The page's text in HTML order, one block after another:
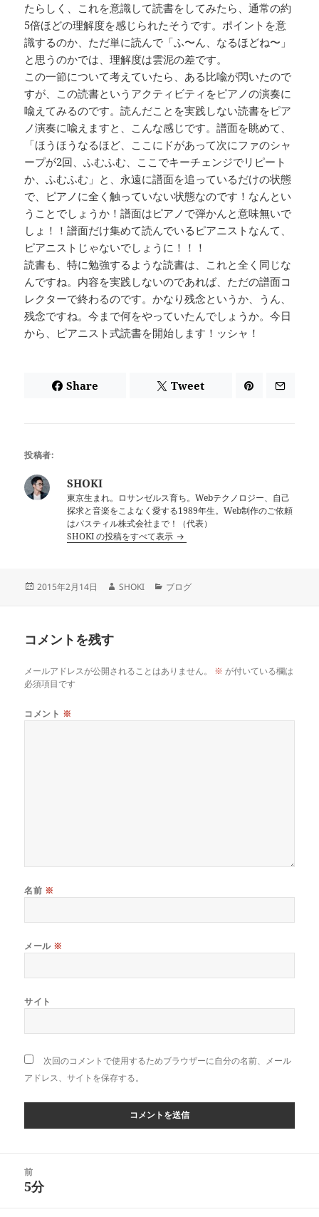
たらしく、これを意識して読書をしてみたら、通常の約
5倍ほどの理解度を感じられたそうです。ポイントを意
識するのか、ただ単に読んで「ふ〜ん、なるほどね〜」
と思うのかでは、理解度は雲泥の差です。
この一節について考えていたら、ある比喩が閃いたので
すが、この読書というアクティビティをピアノの演奏に
喩えてみるのです。読んだことを実践しない読書をピア
ノ演奏に喩えますと、こんな感じです。譜面を眺めて、
「ほうほうなるほど、ここにドがあって次にファのシャ
ープが2回、ふむふむ、ここでキーチェンジでリピート
か、ふむふむ」と、永遠に譜面を追っているだけの状態
で、ピアノに全く触っていない状態なのです！なんとい
うことでしょうか！譜面はピアノで弾かんと意味無いで
しょ！！譜面だけ集めて読んでいるピアニストなんて、
ピアニストじゃないでしょうに！！！
読書も、特に勉強するような読書は、これと全く同じな
んですね。内容を実践しないのであれば、ただの譜面コ
レクターで終わるのです。かなり残念というか、うん、
残念ですね。今まで何をやっていたんでしょうか。今日
から、ピアニスト式読書を開始します！ッシャ！
Share Tweet
投稿者:
SHOKI
東京生まれ。ロサンゼルス育ち。Webテクノロジー、自己
探求と音楽をこよなく愛する1989年生。Web制作のご依頼
はバスティル株式会社まで！（代表）
SHOKI の投稿をすべて表示
投
2015年2月14日
作
SHOKI
カ
ブログ
コメントを残す
メールアドレスが公開されることはありません。 ※ が付いている欄は
必須項目です
コメント ※
名前 ※
メール ※
サイト
次回のコメントで使用するためブラウザーに自分の名前、メール
アドレス、サイトを保存する。
前
前
5分